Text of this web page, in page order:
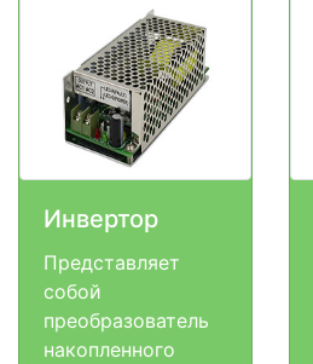
Инвертор
Представляет
собой
преобразователь
накопленного